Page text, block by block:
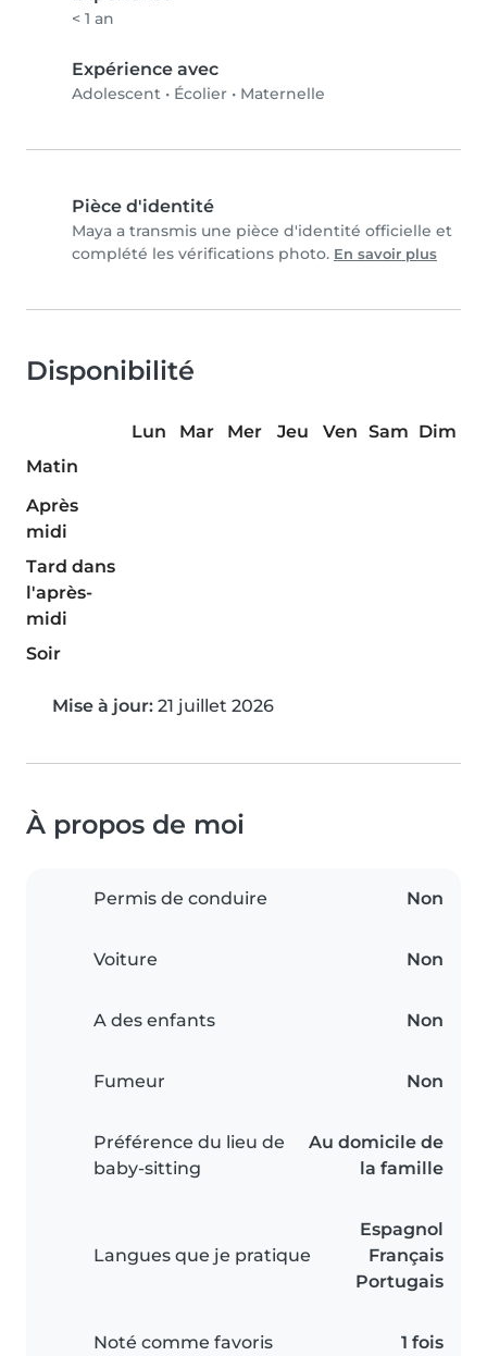
< 1 an
Expérience avec
Adolescent • Écolier • Maternelle
Pièce d'identité
Maya a transmis une pièce d'identité officielle et
complété les vérifications photo. En savoir plus
Disponibilité
Lun Mar Mer Jeu Ven Sam Dim
Matin
Après
midi
Tard dans
l'après-
midi
Soir
Mise à jour: 21 juillet 2026
À propos de moi
Permis de conduire Non
Voiture Non
A des enfants Non
Fumeur Non
Préférence du lieu de
baby-sitting
Au domicile de
la famille
Langues que je pratique
Espagnol
Français
Portugais
Noté comme favoris 1 fois